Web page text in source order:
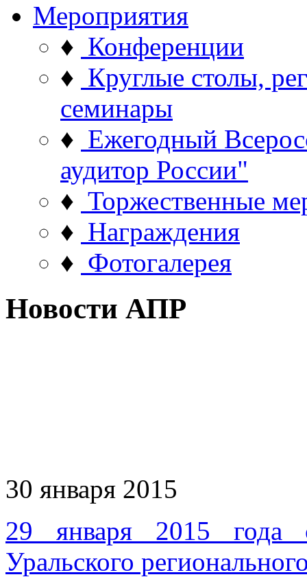
Мероприятия
♦ Конференции
♦ Круглые столы,
семинары
♦ Ежегодный
аудитор России"
♦ Торжественные
♦ Награждения
♦ Фотогалерея
Новости АПР
30 января 2015
29 января 2015 года
Уральского